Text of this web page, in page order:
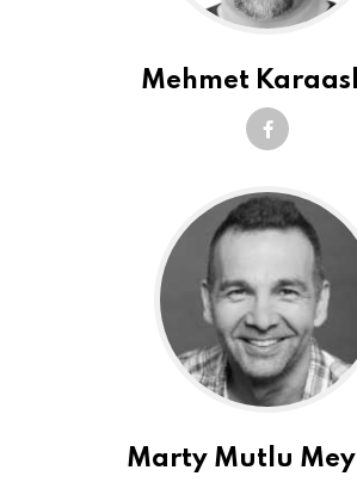
Mehmet
Marty Mutlu